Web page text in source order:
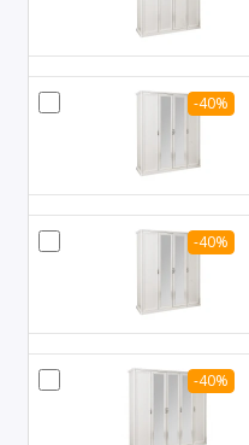
-40%
-40%
-40%